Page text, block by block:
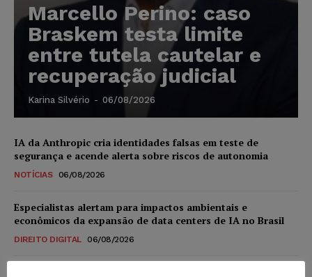
Marcello Perino: caso
Braskem testa limite
entre tutela cautelar e
recuperação judicial
Karina Silvério - 06/08/2026
IA da Anthropic cria identidades falsas em teste de
segurança e acende alerta sobre riscos de autonomia
NOTÍCIAS 06/08/2026
Especialistas alertam para impactos ambientais e
econômicos da expansão de data centers de IA no Brasil
DIREITO DIGITAL 06/08/2026